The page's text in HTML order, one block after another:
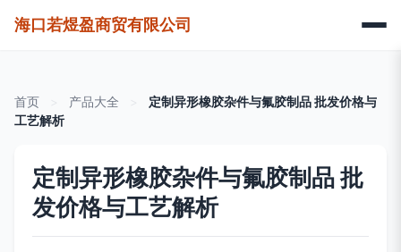
海口若煜盈商贸有限公司
首页 产品大全
定制异形橡胶杂件与氟胶制品 批发价格与
工艺解析
定制异形橡胶杂件与氟胶制品 批
发价格与工艺解析